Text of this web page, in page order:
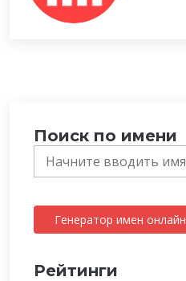
Поиск по имени
Генератор имен онлайн
Рейтинги